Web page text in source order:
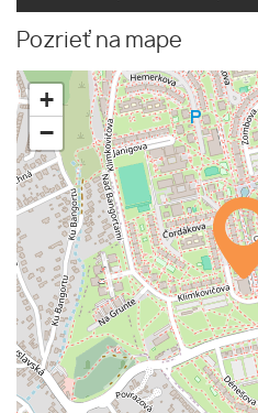
Pozrieť na mape
+
−